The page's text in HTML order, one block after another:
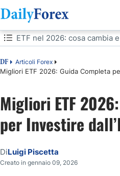
Indice
DF Articoli Forex
Migliori ETF 2026: Guida Completa
ETF nel 2026: cosa cambia
ETF nel 2026: cosa cambia e cosa
Conclusioni
Migliori ETF
per Investire
DiLuigi Piscetta
Creato in gennaio 09, 2026